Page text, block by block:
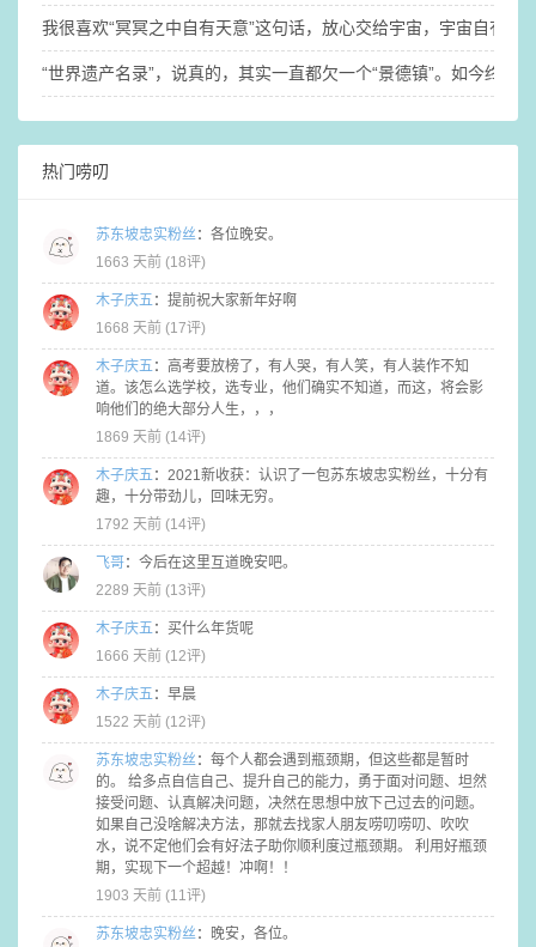
我很喜欢“冥冥之中自有天意”这句话，放心交给宇宙，宇宙自有安
“世界遗产名录”，说真的，其实一直都欠一个“景德镇”。如今终
热门唠叨
苏东坡忠实粉丝： 各位晚安。
1663 天前 (18评)
木子庆五： 提前祝大家新年好啊
1668 天前 (17评)
木子庆五： 高考要放榜了，有人哭，有人笑，有人装作不知
道。该怎么选学校，选专业，他们确实不知道，而这，将会影
响他们的绝大部分人生，，，
1869 天前 (14评)
木子庆五： 2021新收获：认识了一包苏东坡忠实粉丝，十分有
趣，十分带劲儿，回味无穷。
1792 天前 (14评)
飞哥： 今后在这里互道晚安吧。
2289 天前 (13评)
木子庆五： 买什么年货呢
1666 天前 (12评)
木子庆五： 早晨
1522 天前 (12评)
苏东坡忠实粉丝： 每个人都会遇到瓶颈期，但这些都是暂时
的。 给多点自信自己、提升自己的能力，勇于面对问题、坦然
接受问题、认真解决问题，决然在思想中放下己过去的问题。
如果自己没啥解决方法，那就去找家人朋友唠叨唠叨、吹吹
水，说不定他们会有好法子助你顺利度过瓶颈期。 利用好瓶颈
期，实现下一个超越！冲啊！！
1903 天前 (11评)
苏东坡忠实粉丝： 晚安，各位。